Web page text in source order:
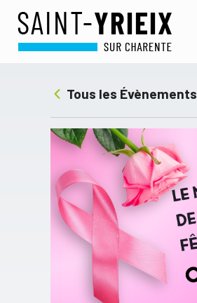
Tous les Évènements